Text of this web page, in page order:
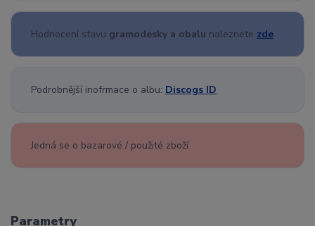
Hodnocení stavu gramodesky a obalu naleznete zde
Podrobnější inofrmace o albu: Discogs ID
Jedná se o bazarové / použité zboží
Parametry